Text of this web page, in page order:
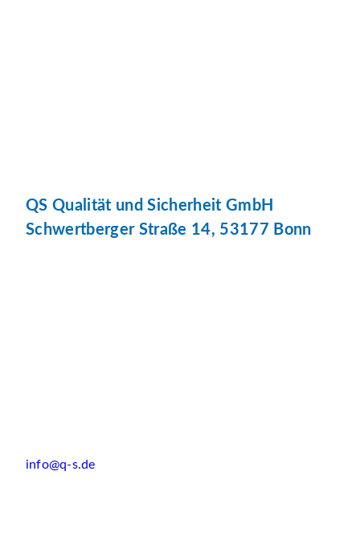
QS Qualität und Sicherheit GmbH
Schwertberger Straße 14, 53177 Bonn
info@q-s.de